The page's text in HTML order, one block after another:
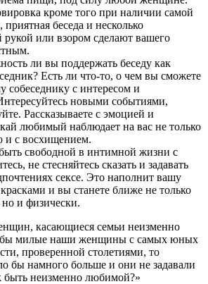
кроме того при наличии самой
беседа и несколько
рукой или взором сделают вашего
ли вы поддержать беседу как
Есть ли что-то, о чем вы сможете
собеседнику с интересом и
новыми событиями,
Рассказываете с эмоцией и
любимый наблюдает на вас не только
и с восхищением.
свободной в интимной жизни с
не стесняйтесь сказать и задавать
сексе. Это наполнит вашу
и вы станете ближе не только
и физически.
касающиеся семьи неизменно
бы милые наши женщины с самых юных
проверенной столетиями, то
бы намного больше и они не задавали
быть неизменно любимой?»